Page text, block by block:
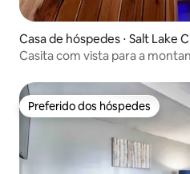
Casa de hóspedes ⋅ Salt Lake
Casita com vista para a
Preferido dos hóspedes
Preferido dos hóspedes